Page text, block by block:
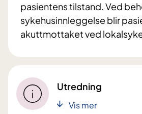
pasientens tilstand. Ved
sykehusinnleggelse blir
akuttmottaket ved
Utredning
Vis mer